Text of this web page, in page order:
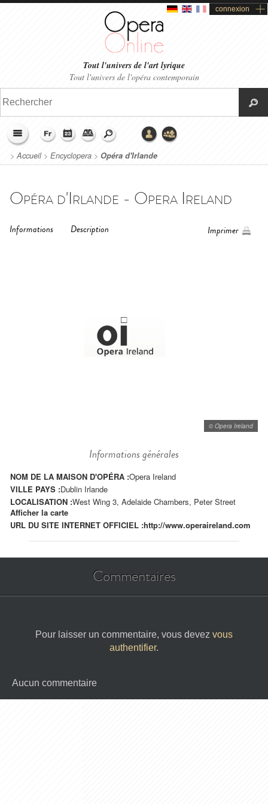
connexion
Tout l'univers de l'art lyrique
Tout l'univers de l'opéra contemporain
>Accueil> Encyclopera > Opéra d'Irlande
Opéra d'Irlande - Opera Ireland
Informations Description Imprimer
© Opera Ireland
Informations générales
NOM DE LA MAISON D'OPÉRA :Opera Ireland
VILLE PAYS :Dublin Irlande
LOCALISATION :West Wing 3, Adelaide Chambers, Peter Street
Afficher la carte
URL DU SITE INTERNET OFFICIEL :http://www.operaireland.com
Commentaires
Pour laisser un commentaire, vous devez vous
authentifier.
Aucun commentaire